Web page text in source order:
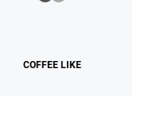
COFFEE LIKE